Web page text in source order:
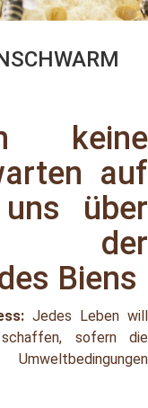
keine
auf
über
der
Biens
Jedes Leben will
sofern die